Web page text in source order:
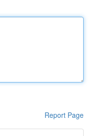
Report Page